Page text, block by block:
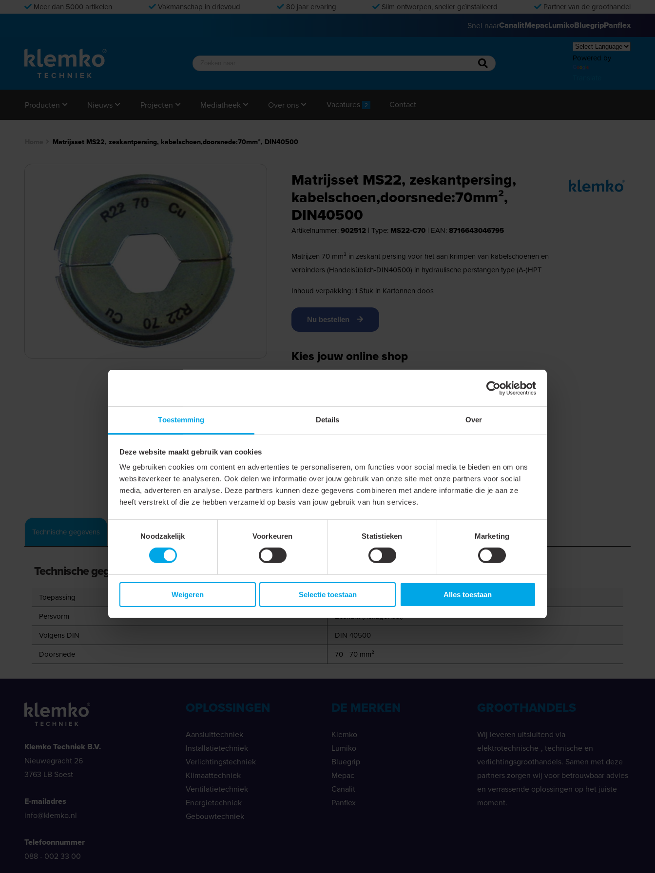
Toestemming Details Over
Deze website maakt gebruik van cookies
We gebruiken cookies om content en advertenties te personaliseren, om functies voor social media te bieden en om ons
websiteverkeer te analyseren. Ook delen we informatie over jouw gebruik van onze site met onze partners voor social
media, adverteren en analyse. Deze partners kunnen deze gegevens combineren met andere informatie die je aan ze
heeft verstrekt of die ze hebben verzameld op basis van jouw gebruik van hun services.
Noodzakelijk
Voorkeuren Statistieken Marketing
Weigeren Selectie toestaan Alles toestaan
Meer dan 5000 artikelen Vakmanschap in drievoud 80 jaar ervaring Slim ontworpen, sneller geïnstalleerd Partner van de groothandel
Snel naarCanalitMepacLumikoBluegripPanflex
Powered by
Producten Nieuws Projecten Mediatheek Over ons Vacatures 2 Contact
Matrijsset MS22, zeskantpersing, kabelschoen,doorsnede:70mm², DIN40500
Matrijsset MS22, zeskantpersing,
kabelschoen,doorsnede:70mm²,
DIN40500
Artikelnummer: 902512| Type: MS22-C70 | EAN: 8716643046795
Matrijzen 70 mm² in zeskant persing voor het aan krimpen van kabelschoenen en
verbinders (Handelsüblich-DIN40500) in hydraulische perstangen type (A-)HPT
Inhoud verpakking: 1 Stuk in Kartonnen doos
Nu bestellen
Kies jouw online shop
is verkrijgbaar bij de volgende shop(s). Selecteer de
desbetreffende shop en je wordt direct doorgestuurd.
+31 88 002 33 00of per e-mail viainfo@klemko.nl.
Technische gegevens
Technische gegevens
Toepassing
Niet geïsoleerde kabelverbindingen
Persvorm
Zeskant (hexagonaal)
Volgens DIN
DIN 40500
Doorsnede
70 - 70 mm²
Klemko Techniek B.V.
Nieuwegracht 26
3763 LB Soest
E-mailadres
info@klemko.nl
Telefoonnummer
088 - 002 33 00
OPLOSSINGEN
Aansluittechniek
Installatietechniek
Verlichtingstechniek
Klimaattechniek
Ventilatietechniek
Energietechniek
Gebouwtechniek
DE MERKEN
Klemko
Lumiko
Bluegrip
Mepac
Canalit
Panflex
GROOTHANDELS
Wij leveren uitsluitend via
elektrotechnische-, technische en
verlichtingsgroothandels. Samen met deze
partners zorgen wij voor betrouwbaar advies
en verrassende oplossingen op het juiste
moment.